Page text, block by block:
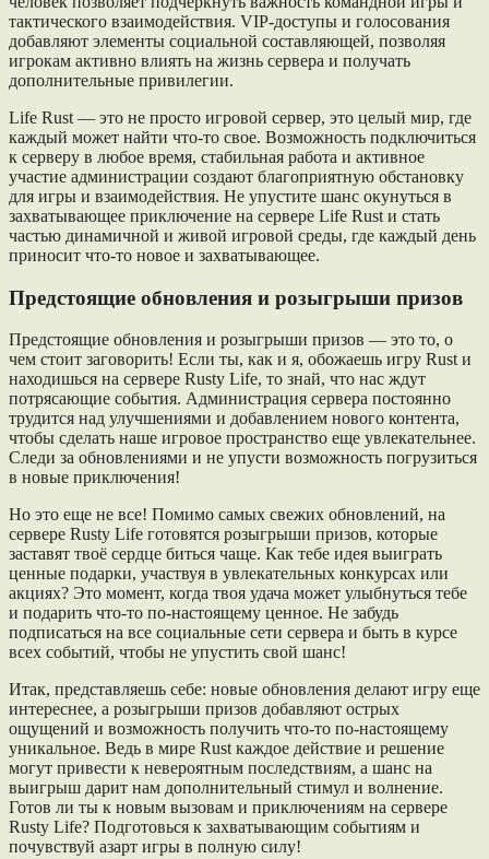
тактического взаимодействия. VIP-доступы и голосования
добавляют элементы социальной составляющей, позволяя
игрокам активно влиять на жизнь сервера и получать
дополнительные привилегии.
Life Rust — это не просто игровой сервер, это целый мир, где
каждый может найти что-то свое. Возможность подключиться
к серверу в любое время, стабильная работа и активное
участие администрации создают благоприятную обстановку
для игры и взаимодействия. Не упустите шанс окунуться в
захватывающее приключение на сервере Life Rust и стать
частью динамичной и живой игровой среды, где каждый день
приносит что-то новое и захватывающее.
Предстоящие обновления и розыгрыши призов
Предстоящие обновления и розыгрыши призов — это то, о
чем стоит заговорить! Если ты, как и я, обожаешь игру Rust и
находишься на сервере Rusty Life, то знай, что нас ждут
потрясающие события. Администрация сервера постоянно
трудится над улучшениями и добавлением нового контента,
чтобы сделать наше игровое пространство еще увлекательнее.
Следи за обновлениями и не упусти возможность погрузиться
в новые приключения!
Но это еще не все! Помимо самых свежих обновлений, на
сервере Rusty Life готовятся розыгрыши призов, которые
заставят твоё сердце биться чаще. Как тебе идея выиграть
ценные подарки, участвуя в увлекательных конкурсах или
акциях? Это момент, когда твоя удача может улыбнуться тебе
и подарить что-то по-настоящему ценное. Не забудь
подписаться на все социальные сети сервера и быть в курсе
всех событий, чтобы не упустить свой шанс!
Итак, представляешь себе: новые обновления делают игру еще
интереснее, а розыгрыши призов добавляют острых
ощущений и возможность получить что-то по-настоящему
уникальное. Ведь в мире Rust каждое действие и решение
могут привести к невероятным последствиям, а шанс на
выигрыш дарит нам дополнительный стимул и волнение.
Готов ли ты к новым вызовам и приключениям на сервере
Rusty Life? Подготовься к захватывающим событиям и
почувствуй азарт игры в полную силу!